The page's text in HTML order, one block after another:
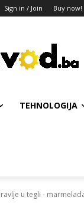
Sign in / Join Buy now!
TEHNOLOGIJA
u tegli -